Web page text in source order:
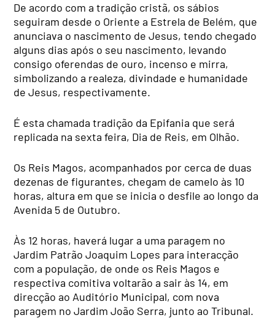
De acordo com a tradição cristã, os sábios
seguiram desde o Oriente a Estrela de Belém, que
anunciava o nascimento de Jesus, tendo chegado
alguns dias após o seu nascimento, levando
consigo oferendas de ouro, incenso e mirra,
simbolizando a realeza, divindade e humanidade
de Jesus, respectivamente.
É esta chamada tradição da Epifania que será
replicada na sexta feira, Dia de Reis, em Olhão.
Os Reis Magos, acompanhados por cerca de duas
dezenas de figurantes, chegam de camelo às 10
horas, altura em que se inicia o desfile ao longo da
Avenida 5 de Outubro.
Às 12 horas, haverá lugar a uma paragem no
Jardim Patrão Joaquim Lopes para interacção
com a população, de onde os Reis Magos e
respectiva comitiva voltarão a sair às 14, em
direcção ao Auditório Municipal, com nova
paragem no Jardim João Serra, junto ao Tribunal.